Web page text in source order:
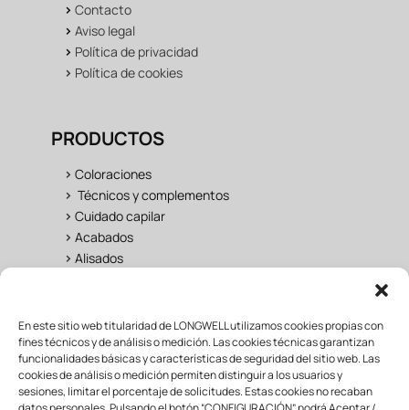
En este sitio web titularidad de LONGWELL utilizamos cookies propias con
fines técnicos y de análisis o medición. Las cookies técnicas garantizan
funcionalidades básicas y características de seguridad del sitio web. Las
cookies de análisis o medición permiten distinguir a los usuarios y
sesiones, limitar el porcentaje de solicitudes. Estas cookies no recaban
> Contacto
> Aviso legal
> Política de privacidad
> Política de cookies
PRODUCTOS
> Coloraciones
> Técnicos y complementos
> Cuidado capilar
> Acabados
> Alisados
UNIVERSO LONGWELL
>Salon
>Fan Área
>Formación